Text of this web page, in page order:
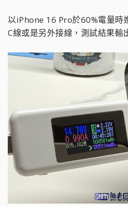
以iPhone 16 Pro於60%電量時
C線或是另外接線，測試結果輸